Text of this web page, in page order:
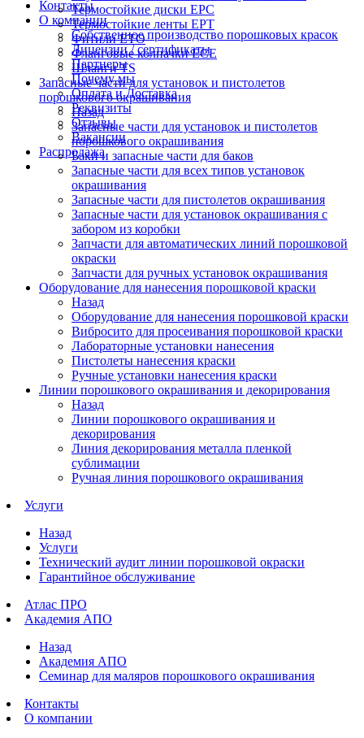
Контакты
О компании
Собственное производство порошковых красок
Лицензии / сертификаты
Партнеры
Почему мы
Оплата и Доставка
Реквизиты
Отзывы
Вакансии
Распродажа
Термостойкие диски EPC
Термостойкие ленты EPT
Фитили ETO
Фланговые колпачки ECE
Шланги TS
Запасные части для установок и пистолетов
порошкового окрашивания
Назад
Запасные части для установок и пистолетов
порошкового окрашивания
Баки и запасные части для баков
Запасные части для всех типов установок
окрашивания
Запасные части для пистолетов окрашивания
Запасные части для установок окрашивания с
забором из коробки
Запчасти для автоматических линий порошковой
окраски
Запчасти для ручных установок окрашивания
Оборудование для нанесения порошковой краски
Назад
Оборудование для нанесения порошковой краски
Вибросито для просеивания порошковой краски
Лабораторные установки нанесения
Пистолеты нанесения краски
Ручные установки нанесения краски
Линии порошкового окрашивания и декорирования
Назад
Линии порошкового окрашивания и
декорирования
Линия декорирования металла пленкой
сублимации
Ручная линия порошкового окрашивания
Услуги
Назад
Услуги
Технический аудит линии порошковой окраски
Гарантийное обслуживание
Атлас ПРО
Академия АПО
Назад
Академия АПО
Семинар для маляров порошкового окрашивания
Контакты
О компании